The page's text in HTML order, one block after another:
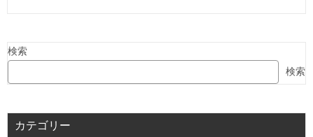
検索
検索
カテゴリー